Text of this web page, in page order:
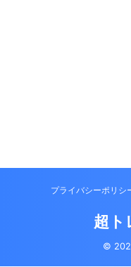
プライバシーポリシ
超ト
©